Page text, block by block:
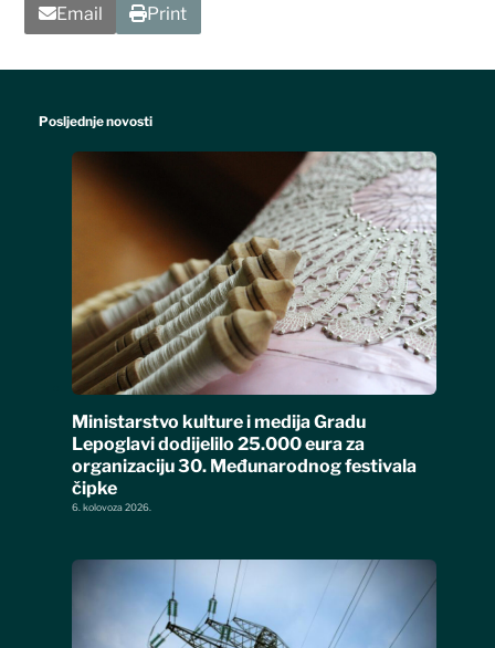
Email
Print
Posljednje novosti
Ministarstvo kulture i medija Gradu
Lepoglavi dodijelilo 25.000 eura za
organizaciju 30. Međunarodnog festivala
čipke
6. kolovoza 2026.